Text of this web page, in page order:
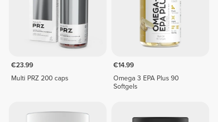
€23.99
Multi PRZ 200 caps
€14.99
Omega 3 EPA Plus 90
Softgels